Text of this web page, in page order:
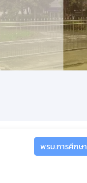
พรบ.การศึกษา